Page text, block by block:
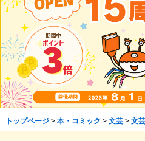
トップページ> 本・コミック > 文芸> 文